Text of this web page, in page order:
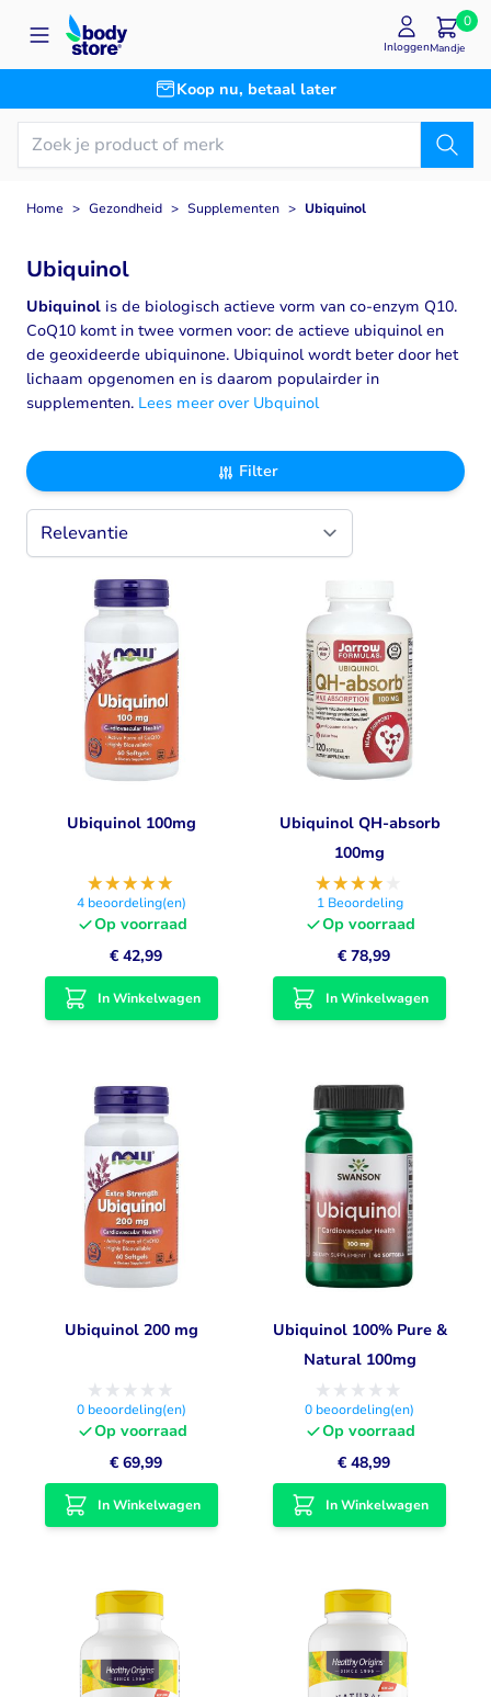
Ga naar de inhoud
Koop nu, betaal later
InloggenMandje
0
Home > Gezondheid > Supplementen > Ubiquinol
Ubiquinol
Ubiquinol is de biologisch actieve vorm van co‑enzym Q10.
CoQ10 komt in twee vormen voor: de actieve ubiquinol en
de geoxideerde ubiquinone. Ubiquinol wordt beter door het
lichaam opgenomen en is daarom populairder in
supplementen. Lees meer over Ubquinol
Filter
Ubiquinol 100mg
4 beoordeling(en)
Op voorraad
€ 42,99
In Winkelwagen
Ubiquinol QH-absorb
100mg
1 Beoordeling
Op voorraad
€ 78,99
In Winkelwagen
Ubiquinol 200 mg
0 beoordeling(en)
Op voorraad
€ 69,99
In Winkelwagen
Ubiquinol 100% Pure &
Natural 100mg
0 beoordeling(en)
Op voorraad
€ 48,99
In Winkelwagen